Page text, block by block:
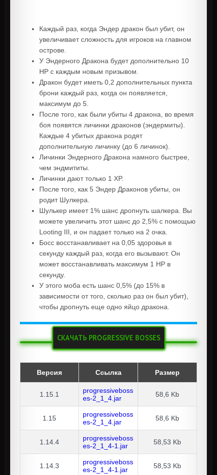
Каждый раз, когда Эндер дракон был убит, он
увеличивает сложность для игроков на главном
острове.
У Эндерного Дракона будет дополнительно 10
HP с каждым новым призывом.
Дракон будет иметь 0,2 дополнительных пункта
брони каждый раз, когда он появляется,
максимум до 5.
После того, как были убиты 4 дракона, во время
боя появятся личинки драконов (эндермиты).
Каждые 4 убитых дракона родят
дополнительную личинку (до 6 личинок).
Личинки Эндерного Дракона намного быстрее,
чем эндмититы.
Личинки дают только 1 XP.
После того, как 5 Эндер Драконов убиты, он
родит Шулкера.
Шулькер имеет 1% шанс дропнуть шалкера. Вы
можете увеличить этот шанс до 2,5% с помощью
Looting III, и он падает только на 2 очка.
Босс восстанавливает на 0,05 здоровья в
секунду каждый раз, когда его вызывают. Он
может восстанавливать максимум 1 HP в
секунду.
У этого моба есть шанс 0,5% (до 15% в
зависимости от того, сколько раз он был убит),
чтобы дропнуть еще одно яйцо дракона.
СКАЧАТЬ PROGRESSIVE BOSSES
Версия Ссылка Размер
1.15.1
progressiveboss
es-2_1_4.jar
58,6 Kb
1.15
progressiveboss
es-2_1_4.jar
58,6 Kb
1.14.4
progressiveboss
es-2_1_4-1.jar
58,53 Kb
1.14.3
progressiveboss
es-2_1_4-1.jar
58,53 Kb